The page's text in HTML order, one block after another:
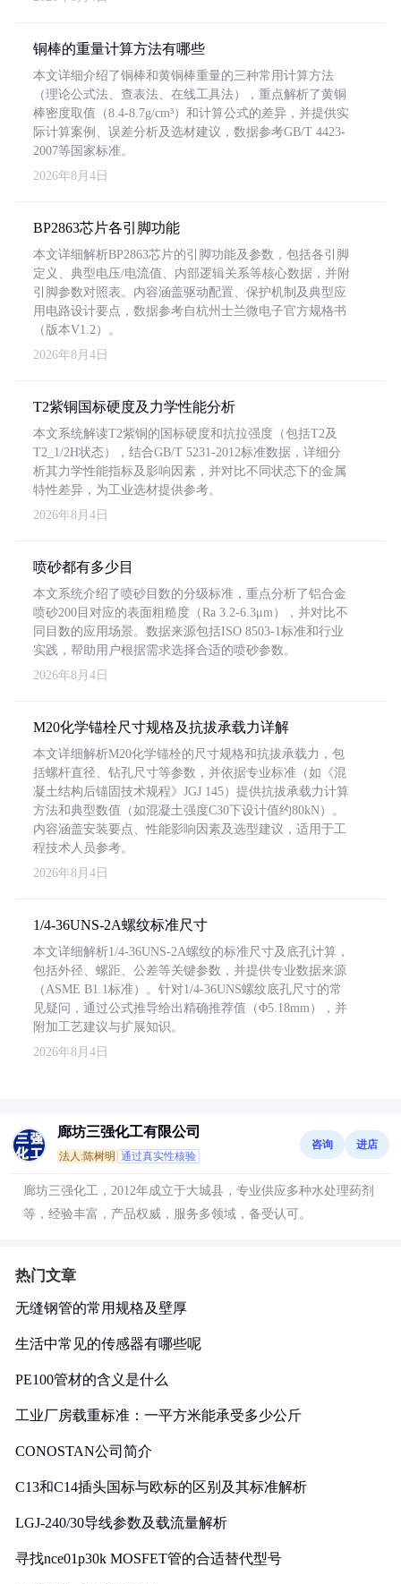
铜棒的重量计算方法有哪些
本文详细介绍了铜棒和黄铜棒重量的三种常用计算方法
（理论公式法、查表法、在线工具法），重点解析了黄铜
棒密度取值（8.4-8.7g/cm³）和计算公式的差异，并提供实
际计算案例、误差分析及选材建议，数据参考GB/T 4423-
2007等国家标准。
2026年8月4日
BP2863芯片各引脚功能
本文详细解析BP2863芯片的引脚功能及参数，包括各引脚
定义、典型电压/电流值、内部逻辑关系等核心数据，并附
引脚参数对照表。内容涵盖驱动配置、保护机制及典型应
用电路设计要点，数据参考自杭州士兰微电子官方规格书
（版本V1.2）。
2026年8月4日
T2紫铜国标硬度及力学性能分析
本文系统解读T2紫铜的国标硬度和抗拉强度（包括T2及
T2_1/2H状态），结合GB/T 5231-2012标准数据，详细分
析其力学性能指标及影响因素，并对比不同状态下的金属
特性差异，为工业选材提供参考。
2026年8月4日
喷砂都有多少目
本文系统介绍了喷砂目数的分级标准，重点分析了铝合金
喷砂200目对应的表面粗糙度（Ra 3.2-6.3μm），并对比不
同目数的应用场景。数据来源包括ISO 8503-1标准和行业
实践，帮助用户根据需求选择合适的喷砂参数。
2026年8月4日
M20化学锚栓尺寸规格及抗拔承载力详解
本文详细解析M20化学锚栓的尺寸规格和抗拔承载力，包
括螺杆直径、钻孔尺寸等参数，并依据专业标准（如《混
凝土结构后锚固技术规程》JGJ 145）提供抗拔承载力计算
方法和典型数值（如混凝土强度C30下设计值约80kN）。
内容涵盖安装要点、性能影响因素及选型建议，适用于工
程技术人员参考。
2026年8月4日
1/4-36UNS-2A螺纹标准尺寸
本文详细解析1/4-36UNS-2A螺纹的标准尺寸及底孔计算，
包括外径、螺距、公差等关键参数，并提供专业数据来源
（ASME B1.1标准）。针对1/4-36UNS螺纹底孔尺寸的常
见疑问，通过公式推导给出精确推荐值（Φ5.18mm），并
附加工艺建议与扩展知识。
2026年8月4日
廊坊三强化工有限公司
法人:陈树明 通过真实性核验
咨询 进店
廊坊三强化工，2012年成立于大城县，专业供应多种水处理药剂
等，经验丰富，产品权威，服务多领域，备受认可。
热门文章
无缝钢管的常用规格及壁厚
生活中常见的传感器有哪些呢
PE100管材的含义是什么
工业厂房载重标准：一平方米能承受多少公斤
CONOSTAN公司简介
C13和C14插头国标与欧标的区别及其标准解析
LGJ-240/30导线参数及载流量解析
寻找nce01p30k MOSFET管的合适替代型号